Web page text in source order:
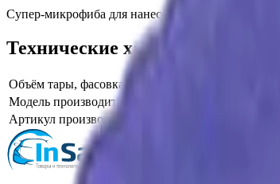
Супер-микрофиба для нанесения составов Gyeon
Технические характеристики
Объём тары, фасовка
Модель производителя
Артикул производителя